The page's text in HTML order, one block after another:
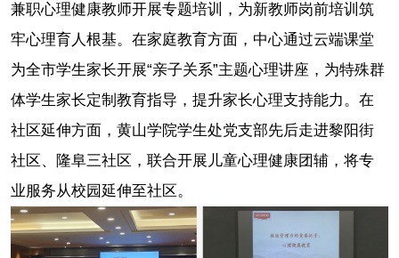
兼职心理健康教师开展专题培训，为新教师岗前培训筑
牢心理育人根基。在家庭教育方面，中心通过云端课堂
为全市学生家长开展“亲子关系”主题心理讲座，为特殊群
体学生家长定制教育指导，提升家长心理支持能力。在
社区延伸方面，黄山学院学生处党支部先后走进黎阳街
社区、隆阜三社区，联合开展儿童心理健康团辅，将专
业服务从校园延伸至社区。